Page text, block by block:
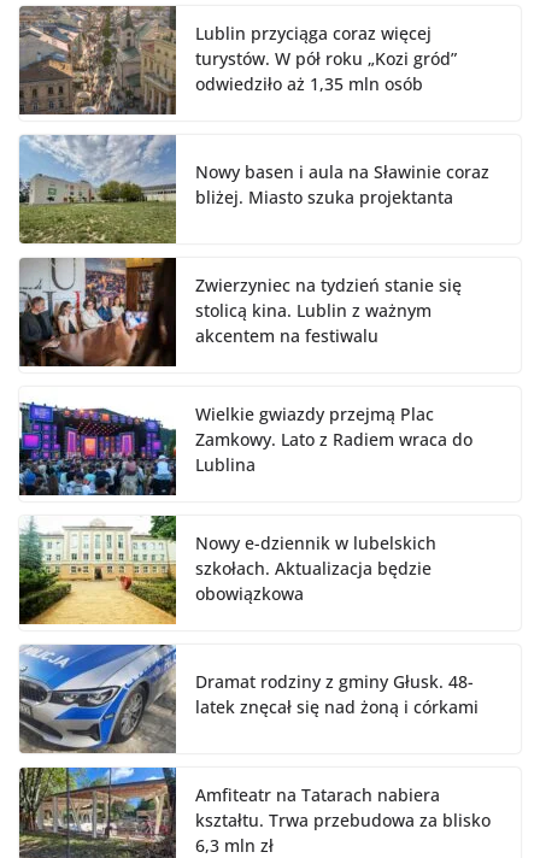
Lublin przyciąga coraz więcej
turystów. W pół roku „Kozi gród”
odwiedziło aż 1,35 mln osób
Nowy basen i aula na Sławinie coraz
bliżej. Miasto szuka projektanta
Zwierzyniec na tydzień stanie się
stolicą kina. Lublin z ważnym
akcentem na festiwalu
Wielkie gwiazdy przejmą Plac
Zamkowy. Lato z Radiem wraca do
Lublina
Nowy e-dziennik w lubelskich
szkołach. Aktualizacja będzie
obowiązkowa
Dramat rodziny z gminy Głusk. 48-
latek znęcał się nad żoną i córkami
Amfiteatr na Tatarach nabiera
kształtu. Trwa przebudowa za blisko
6,3 mln zł